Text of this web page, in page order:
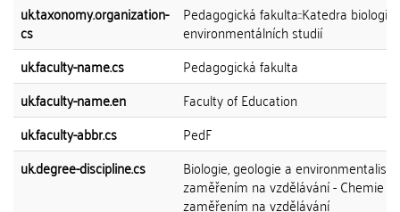
uk.taxonomy.organization-
cs
Pedagogická fakulta::Katedra biologie
environmentálních studií
uk.faculty-name.cs
Pedagogická fakulta
uk.faculty-name.en
Faculty of Education
uk.faculty-abbr.cs
PedF
uk.degree-discipline.cs
Biologie, geologie a
zaměřením na vzdělávání - Chemie se
zaměřením na vzdělávání